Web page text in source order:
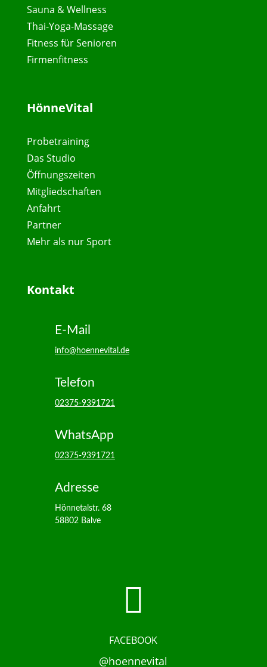
Sauna & Wellness
Thai-Yoga-Massage
Fitness für Senioren
Firmenfitness
HönneVital
Probetraining
Das Studio
Öffnungszeiten
Mitgliedschaften
Anfahrt
Partner
Mehr als nur Sport
Kontakt
E-Mail
info@hoennevital.de
Telefon
02375-9391721
WhatsApp
02375-9391721
Adresse
Hönnetalstr. 68
58802 Balve

FACEBOOK
@hoennevital